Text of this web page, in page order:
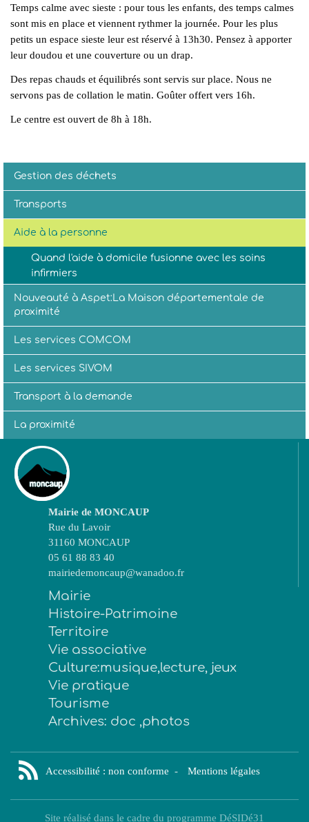
Temps calme avec sieste : pour tous les enfants, des temps calmes
sont mis en place et viennent rythmer la journée. Pour les plus
petits un espace sieste leur est réservé à 13h30. Pensez à apporter
leur doudou et une couverture ou un drap.
Des repas chauds et équilibrés sont servis sur place. Nous ne
servons pas de collation le matin. Goûter offert vers 16h.
Le centre est ouvert de 8h à 18h.
Gestion des déchets
Transports
Aide à la personne
Quand l'aide à domicile fusionne avec les soins
infirmiers
Nouveauté à Aspet:La Maison départementale de
proximité
Les services COMCOM
Les services SIVOM
Transport à la demande
La proximité
Mairie de MONCAUP
Rue du Lavoir
31160 MONCAUP
05 61 88 83 40
mairiedemoncaup@wanadoo.fr
Mairie
Histoire-Patrimoine
Territoire
Vie associative
Culture:musique,lecture, jeux
Vie pratique
Tourisme
Archives: doc ,photos
Accessibilité : non conforme - Mentions légales
Site réalisé dans le cadre du programme DéSIDé31